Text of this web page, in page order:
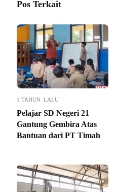
Pos Terkait
1 TAHUN LALU
Pelajar SD Negeri 21
Gantung Gembira Atas
Bantuan dari PT Timah